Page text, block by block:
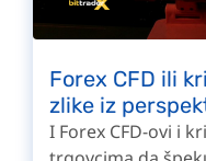
Forex CFD ili
zlike iz
I Forex CFD-ovi i